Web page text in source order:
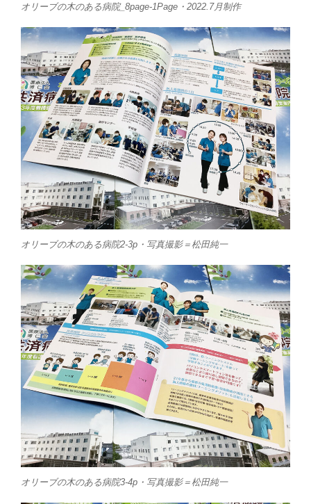
オリーブの木のある病院_8page-1Page・2022.7月制作
オリーブの木のある病院2-3p・写真撮影＝松田純一
オリーブの木のある病院3-4p・写真撮影＝松田純一